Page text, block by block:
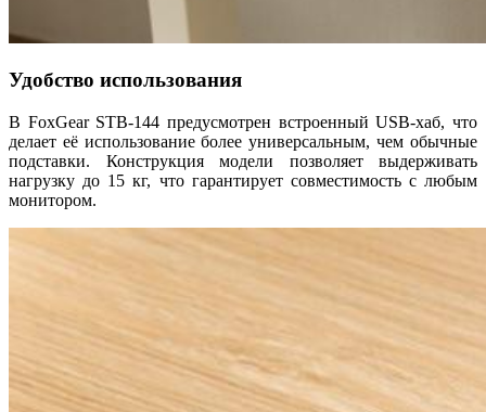
Удобство использования
В FoxGear STB-144 предусмотрен встроенный USB-хаб, что
делает её использование более универсальным, чем обычные
подставки. Конструкция модели позволяет выдерживать
нагрузку до 15 кг, что гарантирует совместимость с любым
монитором.